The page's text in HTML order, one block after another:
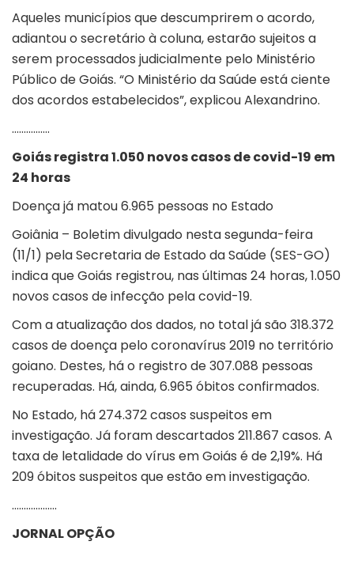
Aqueles municípios que descumprirem o acordo,
adiantou o secretário à coluna, estarão sujeitos a
serem processados judicialmente pelo Ministério
Público de Goiás. “O Ministério da Saúde está ciente
dos acordos estabelecidos”, explicou Alexandrino.
…………….
Goiás registra 1.050 novos casos de covid-19 em
24 horas
Doença já matou 6.965 pessoas no Estado
Goiânia – Boletim divulgado nesta segunda-feira
(11/1) pela Secretaria de Estado da Saúde (SES-GO)
indica que Goiás registrou, nas últimas 24 horas, 1.050
novos casos de infecção pela covid-19.
Com a atualização dos dados, no total já são 318.372
casos de doença pelo coronavírus 2019 no território
goiano. Destes, há o registro de 307.088 pessoas
recuperadas. Há, ainda, 6.965 óbitos confirmados.
No Estado, há 274.372 casos suspeitos em
investigação. Já foram descartados 211.867 casos. A
taxa de letalidade do vírus em Goiás é de 2,19%. Há
209 óbitos suspeitos que estão em investigação.
……………….
JORNAL OPÇÃO